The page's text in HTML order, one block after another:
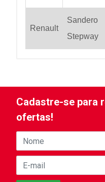
Renault
Sandero
Stepway
Cadastre-se para
ofertas!